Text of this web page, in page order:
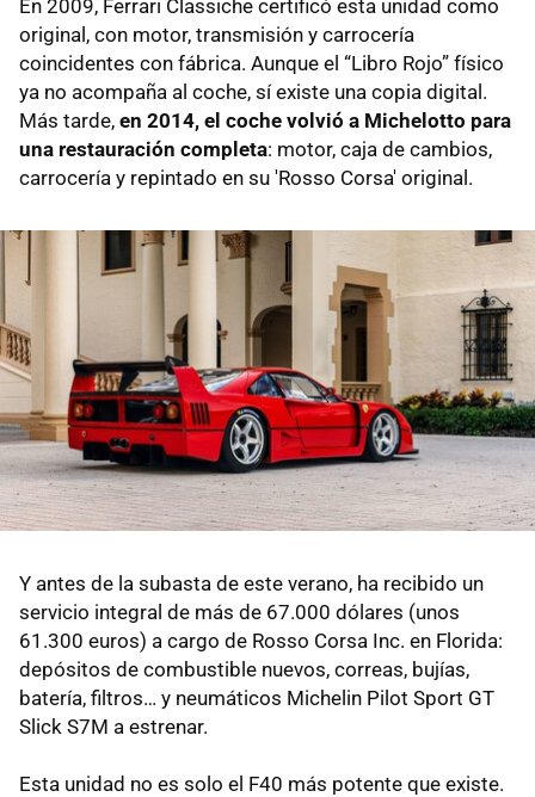
En 2009, Ferrari Classiche certificó esta unidad como
original, con motor, transmisión y carrocería
coincidentes con fábrica. Aunque el “Libro Rojo” físico
ya no acompaña al coche, sí existe una copia digital.
Más tarde, en 2014, el coche volvió a Michelotto para
una restauración completa: motor, caja de cambios,
carrocería y repintado en su 'Rosso Corsa' original.
Y antes de la subasta de este verano, ha recibido un
servicio integral de más de 67.000 dólares (unos
61.300 euros) a cargo de Rosso Corsa Inc. en Florida:
depósitos de combustible nuevos, correas, bujías,
batería, filtros… y neumáticos Michelin Pilot Sport GT
Slick S7M a estrenar.
Esta unidad no es solo el F40 más potente que existe.